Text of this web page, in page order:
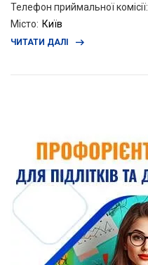
Телефон приймальної комісії:
Місто: Київ
ЧИТАТИ ДАЛІ